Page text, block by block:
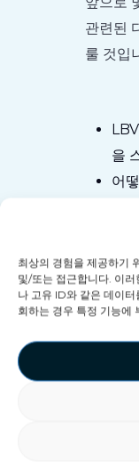
최상의 경험을 제공하기
및/또는 접근합니다. 이
나 고유 ID와 같은 데이
회하는 경우 특정 기능에
관련된
룰 것입
을
어
VR
문
그